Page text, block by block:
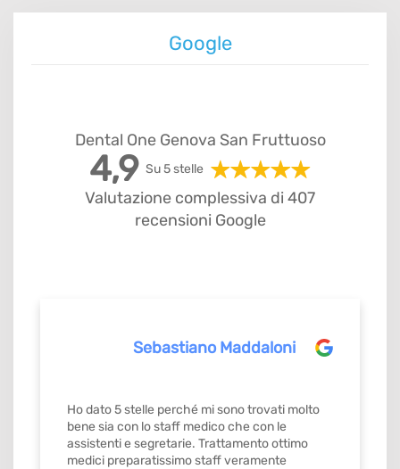
Google
Dental One Genova San Fruttuoso
4,9 Su 5 stelle
Valutazione complessiva di 407
recensioni Google
Sebastiano Maddaloni
Ho dato 5 stelle perché mi sono trovati molto
bene sia con lo staff medico che con le
assistenti e segretarie. Trattamento ottimo
medici preparatissimo staff veramente